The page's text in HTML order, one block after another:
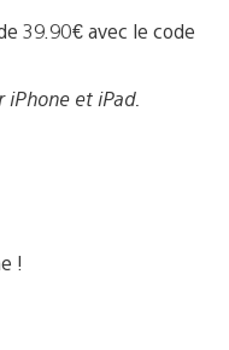
39.90€ avec le code
et iPad.
!